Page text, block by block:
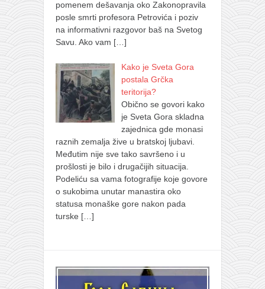
pomenem dešavanja oko Zakonopravila
posle smrti profesora Petrovića i poziv
na informativni razgovor baš na Svetog
Savu. Ako vam […]
Kako je Sveta Gora
postala Grčka
teritorija?
Obično se govori kako
je Sveta Gora skladna
zajednica gde monasi
raznih zemalja žive u bratskoj ljubavi.
Međutim nije sve tako savršeno i u
prošlosti je bilo i drugačijih situacija.
Podeliću sa vama fotografije koje govore
o sukobima unutar manastira oko
statusa monaške gore nakon pada
turske […]